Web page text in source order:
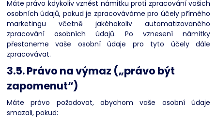
Máte právo kdykoliv vznést námitku proti zpracování vašich
osobních údajů, pokud je zpracováváme pro účely přímého
marketingu včetně jakéhokoliv automatizovaného
zpracování osobních údajů. Po vznesení námitky
přestaneme vaše osobní údaje pro tyto účely dále
zpracovávat.
3.5. Právo na výmaz („právo být
zapomenut“)
Máte právo požadovat, abychom vaše osobní údaje
smazali, pokud: